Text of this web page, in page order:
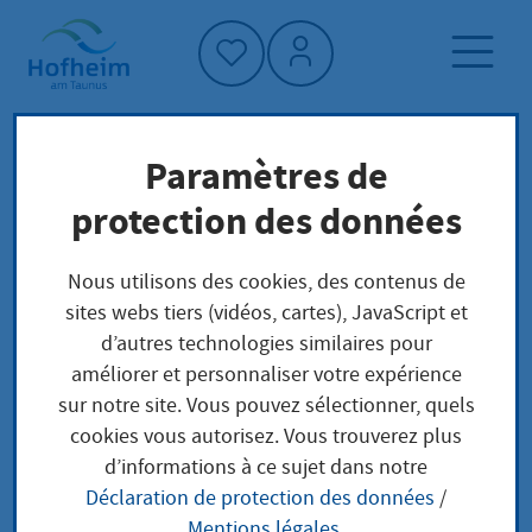
Accueil"
Page d'accueil
Trouver un service
Préoccupations locales
Erstattung der Kosten von Leistungen der
Krankenbehandlung für Schädigungsfolgen bei
Wohnsitz oder gewöhnlichem Aufenthalt im
Ausland
Erstattung der Kosten
Paramètres de
protection des données
Nous utilisons des cookies, des contenus de
sites webs tiers (vidéos, cartes), JavaScript et
d’autres technologies similaires pour
améliorer et personnaliser votre expérience
sur notre site. Vous pouvez sélectionner, quels
cookies vous autorisez. Vous trouverez plus
d’informations à ce sujet dans notre
Déclaration de protection des données /